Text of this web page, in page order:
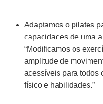
Adaptamos o pilates
capacidades de uma
“Modificamos os
amplitude de
acessíveis para todos
físico e habilidades.”